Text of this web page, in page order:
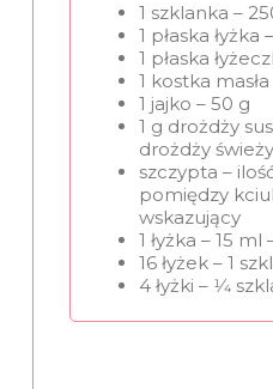
1 szklanka –
1 płaska łyżka
1 płaska
1 kostka
1 jajko – 50 g
1 g drożdży
drożdży
szczypta –
pomiędzy
wskazujący
1 łyżka – 15 ml
16 łyżek – 1
4 łyżki – 1⁄4